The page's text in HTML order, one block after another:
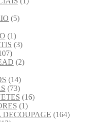
(5)
(1)
(3)
(2)
(14)
(73)
(16)
(1)
(164)